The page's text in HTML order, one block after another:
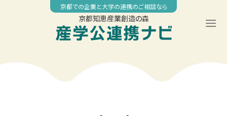
京都での企業と大学の連携のご相談なら
京都知恵産業創造の森